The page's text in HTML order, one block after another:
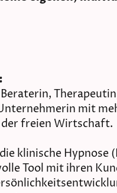
mit
der freien Wirtschaft.
klinische Hypnose
Tool mit ihren